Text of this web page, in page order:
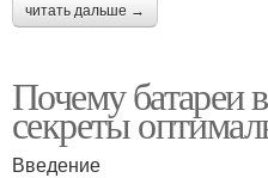
читать дальше →
Почему батареи
секреты
Введение